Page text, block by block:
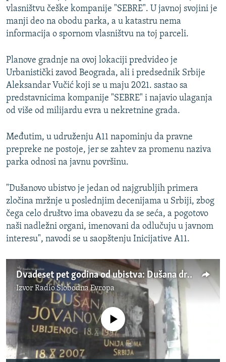
vlasništvu češke kompanije "SEBRE". U javnoj svojini je
manji deo na obodu parka, a u katastru nema
informacija o spornom vlasništvu na toj parceli.
Planove gradnje na ovoj lokaciji predvideo je
Urbanistički zavod Beograda, ali i predsednik Srbije
Aleksandar Vučić koji se u maju 2021. sastao sa
predstavnicima kompanije "SEBRE" i najavio ulaganja
od više od milijardu evra u nekretnine grada.
Međutim, u udruženju A11 napominju da pravne
prepreke ne postoje, jer se zahtev za promenu naziva
parka odnosi na javnu površinu.
"Dušanovo ubistvo je jedan od najgrubljih primera
zločina mržnje u poslednjim decenijama u Srbiji, zbog
čega celo društvo ima obavezu da se seća, a pogotovo
naši nadležni organi, imenovani da odlučuju u javnom
interesu", navodi se u saopštenju Inicijative A11.
Dvadeset pet godina od ubistva: Dušana država ne pamti
IzvorRadio Slobodna Evropa
No media source currently available